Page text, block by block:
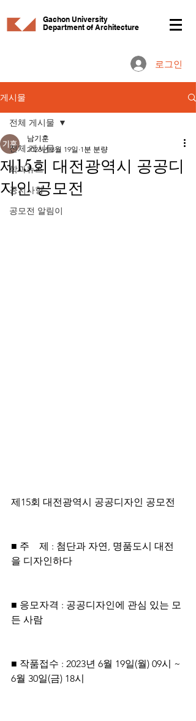
Gachon University
Department of Architecture
로그인
게시물
전체 게시물
학과뉴스
공지사항
공모전 알림이
전체 게시물
제15회 대전광역시 공공디
자인 공모전
남기훈
2023년 3월 19일 1분 분량
제15회 대전광역시 공공디자인 공모전
■ 주    제 : 첨단과 자연, 명품도시 대전
을 디자인하다
■ 응모자격 : 공공디자인에 관심 있는 모
든 사람
■ 작품접수 : 2023년 6월 19일(월) 09시 ~
6월 30일(금) 18시